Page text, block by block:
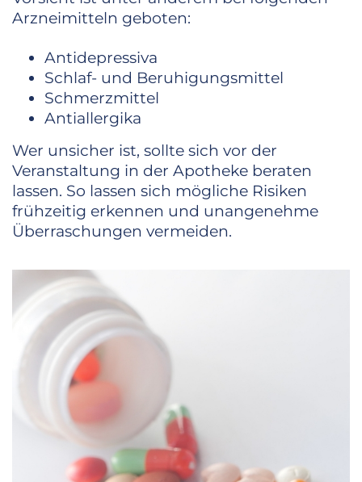
Arzneimitteln geboten:
Antidepressiva
Schlaf- und Beruhigungsmittel
Schmerzmittel
Antiallergika
Wer unsicher ist, sollte sich vor der
Veranstaltung in der Apotheke beraten
lassen. So lassen sich mögliche Risiken
frühzeitig erkennen und unangenehme
Überraschungen vermeiden.